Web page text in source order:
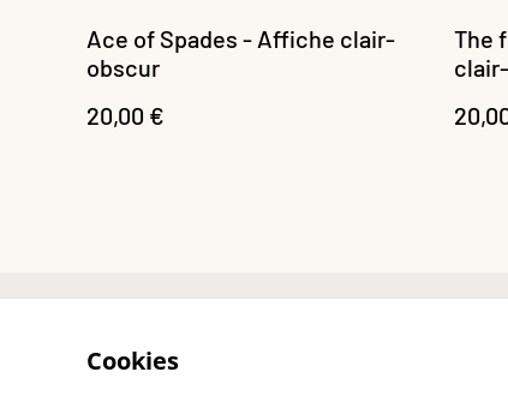
Ace of Spades - Affiche clair-
obscur
20,00 €
The
Cookies